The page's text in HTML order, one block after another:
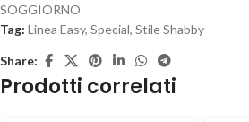
SOGGIORNO
Tag: Linea Easy, Special, Stile Shabby
Share:
Prodotti correlati